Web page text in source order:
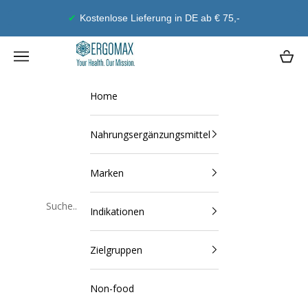
Geld-Zurück-
Ergomax
Navigationsmenü öffnen
Home
Nahrungsergänzungsmittel
Marken
Indikationen
Zielgruppen
Non-food